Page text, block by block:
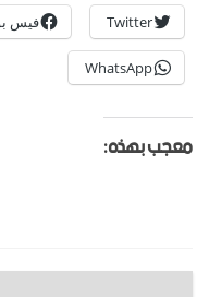
Twitter فيس
WhatsApp
معجب بهذه: